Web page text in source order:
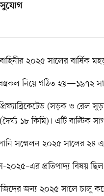
সুযোগ
২০২৫ সালের বার্ষিক
নিয়ে গঠিত হয়—১৯৭২
(সড়ক ও রেল
১৮ কিমি)। এটি বাল্টিক
সম্মেলন ২০২৫ সালের
২০২৫–এর প্রতিপাদ্য বিষয়
জন্য ২০২৫ সালে চালু